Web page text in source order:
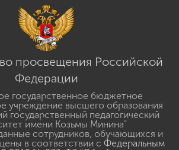
просвещения Российской
Федерации
государственное бюджетное
учреждение высшего образования
государственный педагогический
имени Козьмы Минина"
сотрудников, обучающихся и
в соответствии с Федеральным